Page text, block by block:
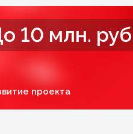
10 млн.
проекта